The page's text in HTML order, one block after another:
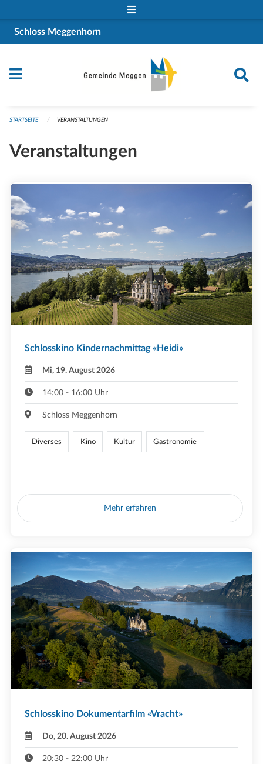
Schloss Meggenhorn
STARTSEITE VERANSTALTUNGEN
Veranstaltungen
Schlosskino Kindernachmittag «Heidi»
Mi, 19. August 2026
14:00 - 16:00 Uhr
Schloss Meggenhorn
Diverses Kino Kultur Gastronomie
Mehr erfahren
Schlosskino Dokumentarfilm «Vracht»
Do, 20. August 2026
20:30 - 22:00 Uhr